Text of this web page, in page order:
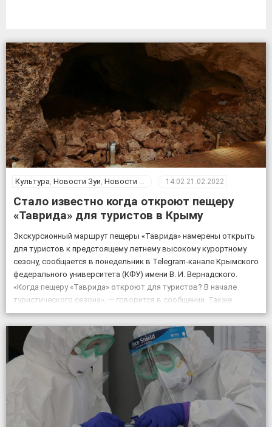
Культура, Новости Зуи, Новости Крыма 14:02 21.02.2022
Стало известно когда откроют пещеру
«Таврида» для туристов в Крыму
Экскурсионный маршрут пещеры «Таврида» намерены открыть
для туристов к предстоящему летнему высокому курортному
сезону, сообщается в понедельник в Telegram-канале Крымского
федерального университета (КФУ) имени В. И. Вернадского.
«Когда пещеру «Таврида» откроют для туристов? В начале
туристического сезона», — говорится в сообщении. Также
отмечается, что посещение «Тавриды» будет полностью
безопасным. За возможным движением грунтов и камней […]